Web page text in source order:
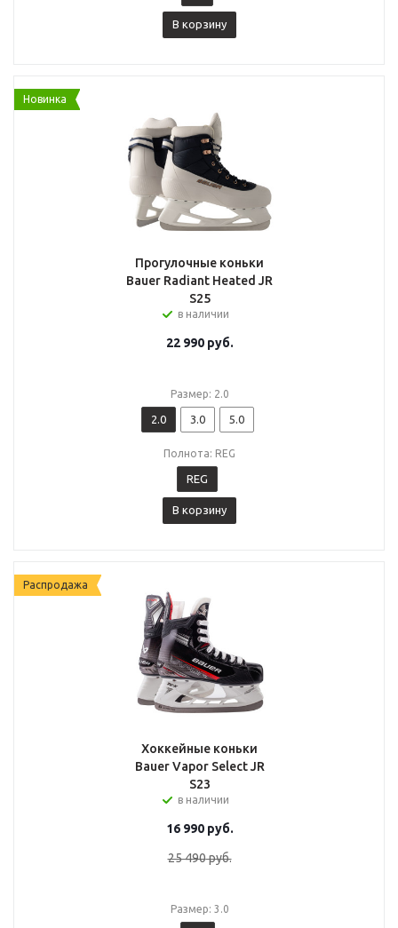
В корзину
Новинка
Прогулочные коньки
Bauer Radiant Heated JR
S25
в наличии
22 990руб.
Размер: 2.0
2.0 3.0 5.0
Полнота: REG
REG
В корзину
Распродажа
Хоккейные коньки
Bauer Vapor Select JR
S23
в наличии
16 990руб.
25 490руб.
Размер: 3.0